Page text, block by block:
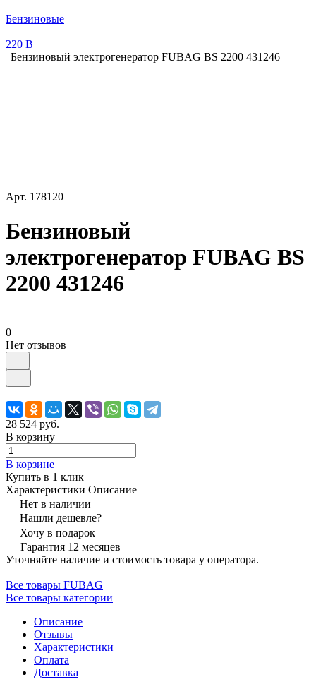
Бензиновые
220 В
Бензиновый электрогенератор FUBAG BS 2200 431246
Арт. 178120
Бензиновый
электрогенератор FUBAG BS
2200 431246
0
Нет отзывов
28 524 руб.
В корзину
В корзине
Купить в 1 клик
Характеристики Описание
Нет в наличии
Нашли дешевле?
Хочу в подарок
Гарантия 12 месяцев
Уточняйте наличие и стоимость товара у оператора.
Все товары FUBAG
Все товары категории
Описание
Отзывы
Характеристики
Оплата
Доставка